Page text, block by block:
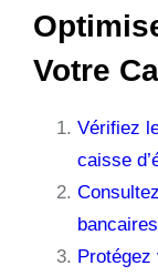
Votre
Vérifiez
caisse
Protégez